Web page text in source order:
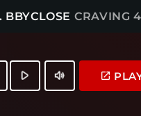
BBYCLOSE CRAVING
play_arrow volume_up launch